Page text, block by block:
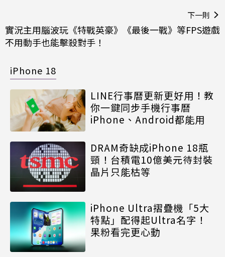
下一則
實況主用腦波玩《特戰英豪》《最後一戰》等FPS遊戲
不用動手也能擊殺對手！
iPhone 18
LINE行事曆更新更好用！教
你一鍵同步手機行事曆
iPhone、Android都能用
DRAM奇缺成iPhone 18瓶
頸！台積電10億美元待封裝
晶片只能枯等
iPhone Ultra摺疊機「5大
特點」配得起Ultra名字！
果粉看完更心動